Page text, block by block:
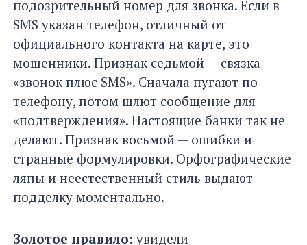
подозрительный номер для звонка. Если в
SMS указан телефон, отличный от
официального контакта на карте, это
мошенники. Признак седьмой — связка
«звонок плюс SMS». Сначала пугают по
телефону, потом шлют сообщение для
«подтверждения». Настоящие банки так не
делают. Признак восьмой — ошибки и
странные формулировки. Орфографические
ляпы и неестественный стиль выдают
подделку моментально.
Золотое правило: увидели